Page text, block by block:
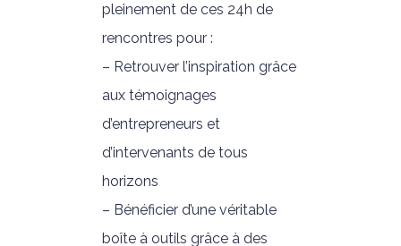
pleinement de ces 24h de
rencontres pour :
– Retrouver l’inspiration grâce
aux témoignages
d’entrepreneurs et
d’intervenants de tous
horizons
– Bénéficier d’une véritable
boîte à outils grâce à des